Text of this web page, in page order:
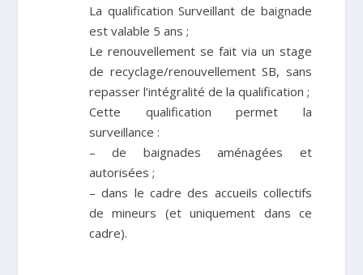
La qualification Surveillant de baignade
est valable 5 ans ;
Le renouvellement se fait via un stage
de recyclage/renouvellement SB, sans
repasser l’intégralité de la qualification ;
Cette qualification permet la
surveillance :
– de baignades aménagées et
autorisées ;
– dans le cadre des accueils collectifs
de mineurs (et uniquement dans ce
cadre).